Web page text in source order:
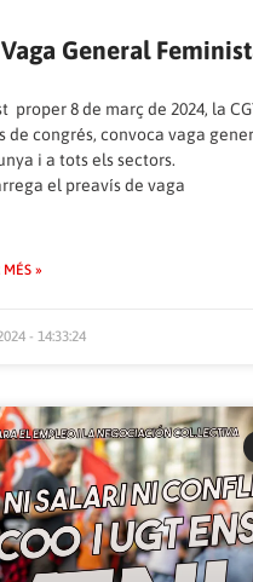
General
proper 8 de març de 2024, la
de congrés, convoca vaga
i a tots els sectors.
el preavís de vaga
MÉS »
- 14:33:24